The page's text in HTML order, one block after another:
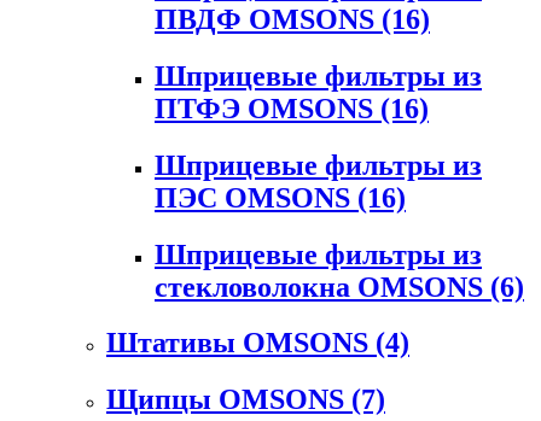
ПВДФ OMSONS (16)
Шприцевые фильтры из
ПТФЭ OMSONS (16)
Шприцевые фильтры из
ПЭС OMSONS (16)
Шприцевые фильтры из
стекловолокна OMSONS (6)
Штативы OMSONS (4)
Щипцы OMSONS (7)